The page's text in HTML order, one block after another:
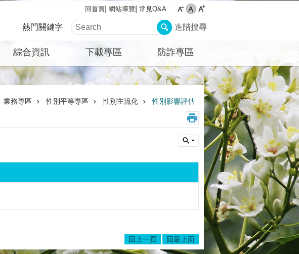
回首頁 網站導覽 常見Q&A
熱門關鍵字 進階搜尋
綜合資訊 下載專區 防詐專區
業務專區 性別平等專區 性別主流化 性別影響評估
回上一頁 回最上面